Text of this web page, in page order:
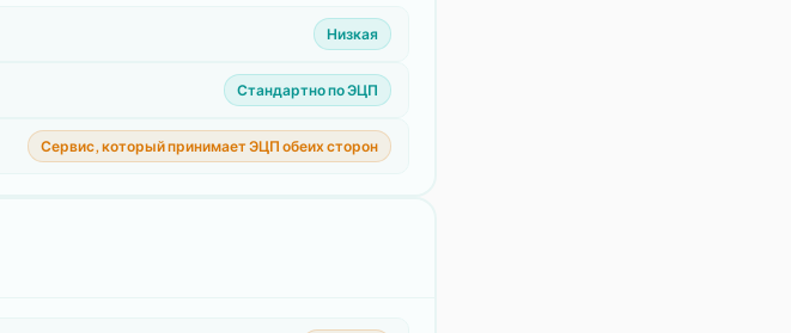
Низкая
Стандартно по ЭЦП
Сервис, который принимает ЭЦП обеих сторон